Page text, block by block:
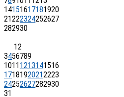
14151617181920
21222324252627
282930
12
3456789
1011 1213141516
17181920212223
24252627282930
31